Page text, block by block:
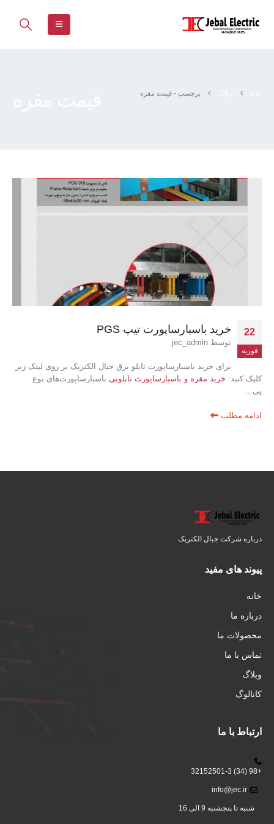
برچسب - قیمت مقره
22
فوریه
خرید باسبارساپورت تیپ PGS
توسط jec_admin
برای خرید باسبارساپورت تابلو برق جبال الکتریک بر روی لینک زیر
کلیک کنید: خرید مقره و باسبارساپورت تابلویی باسبارساپورت‌های نوع
پی...
ادامه مطلب
درباره شرکت جبال الکتریک
پیوند های مفید
خانه
درباره ما
محصولات ما
تماس با ما
وبلاگ
کاتالوگ
ارتباط با ما
+98 (34) 32152501-3
info@jec.ir
شنبه تا پنجشنبه 9 الی 16